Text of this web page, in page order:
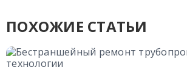
ПОХОЖИЕ СТАТЬИ